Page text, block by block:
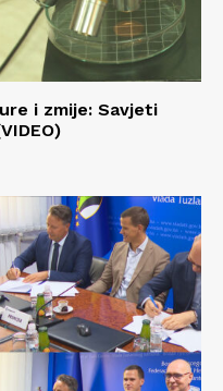
i zmije: Savjeti